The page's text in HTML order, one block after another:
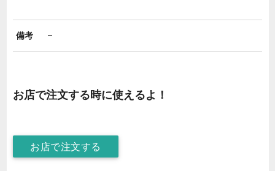
備考 –
お店で注文する時に使えるよ！
お店で注文する